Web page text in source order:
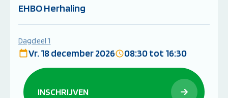
EHBO Herhaling
Dagdeel 1
Vr. 18 december 2026 08:30 tot 16:30
INSCHRIJVEN